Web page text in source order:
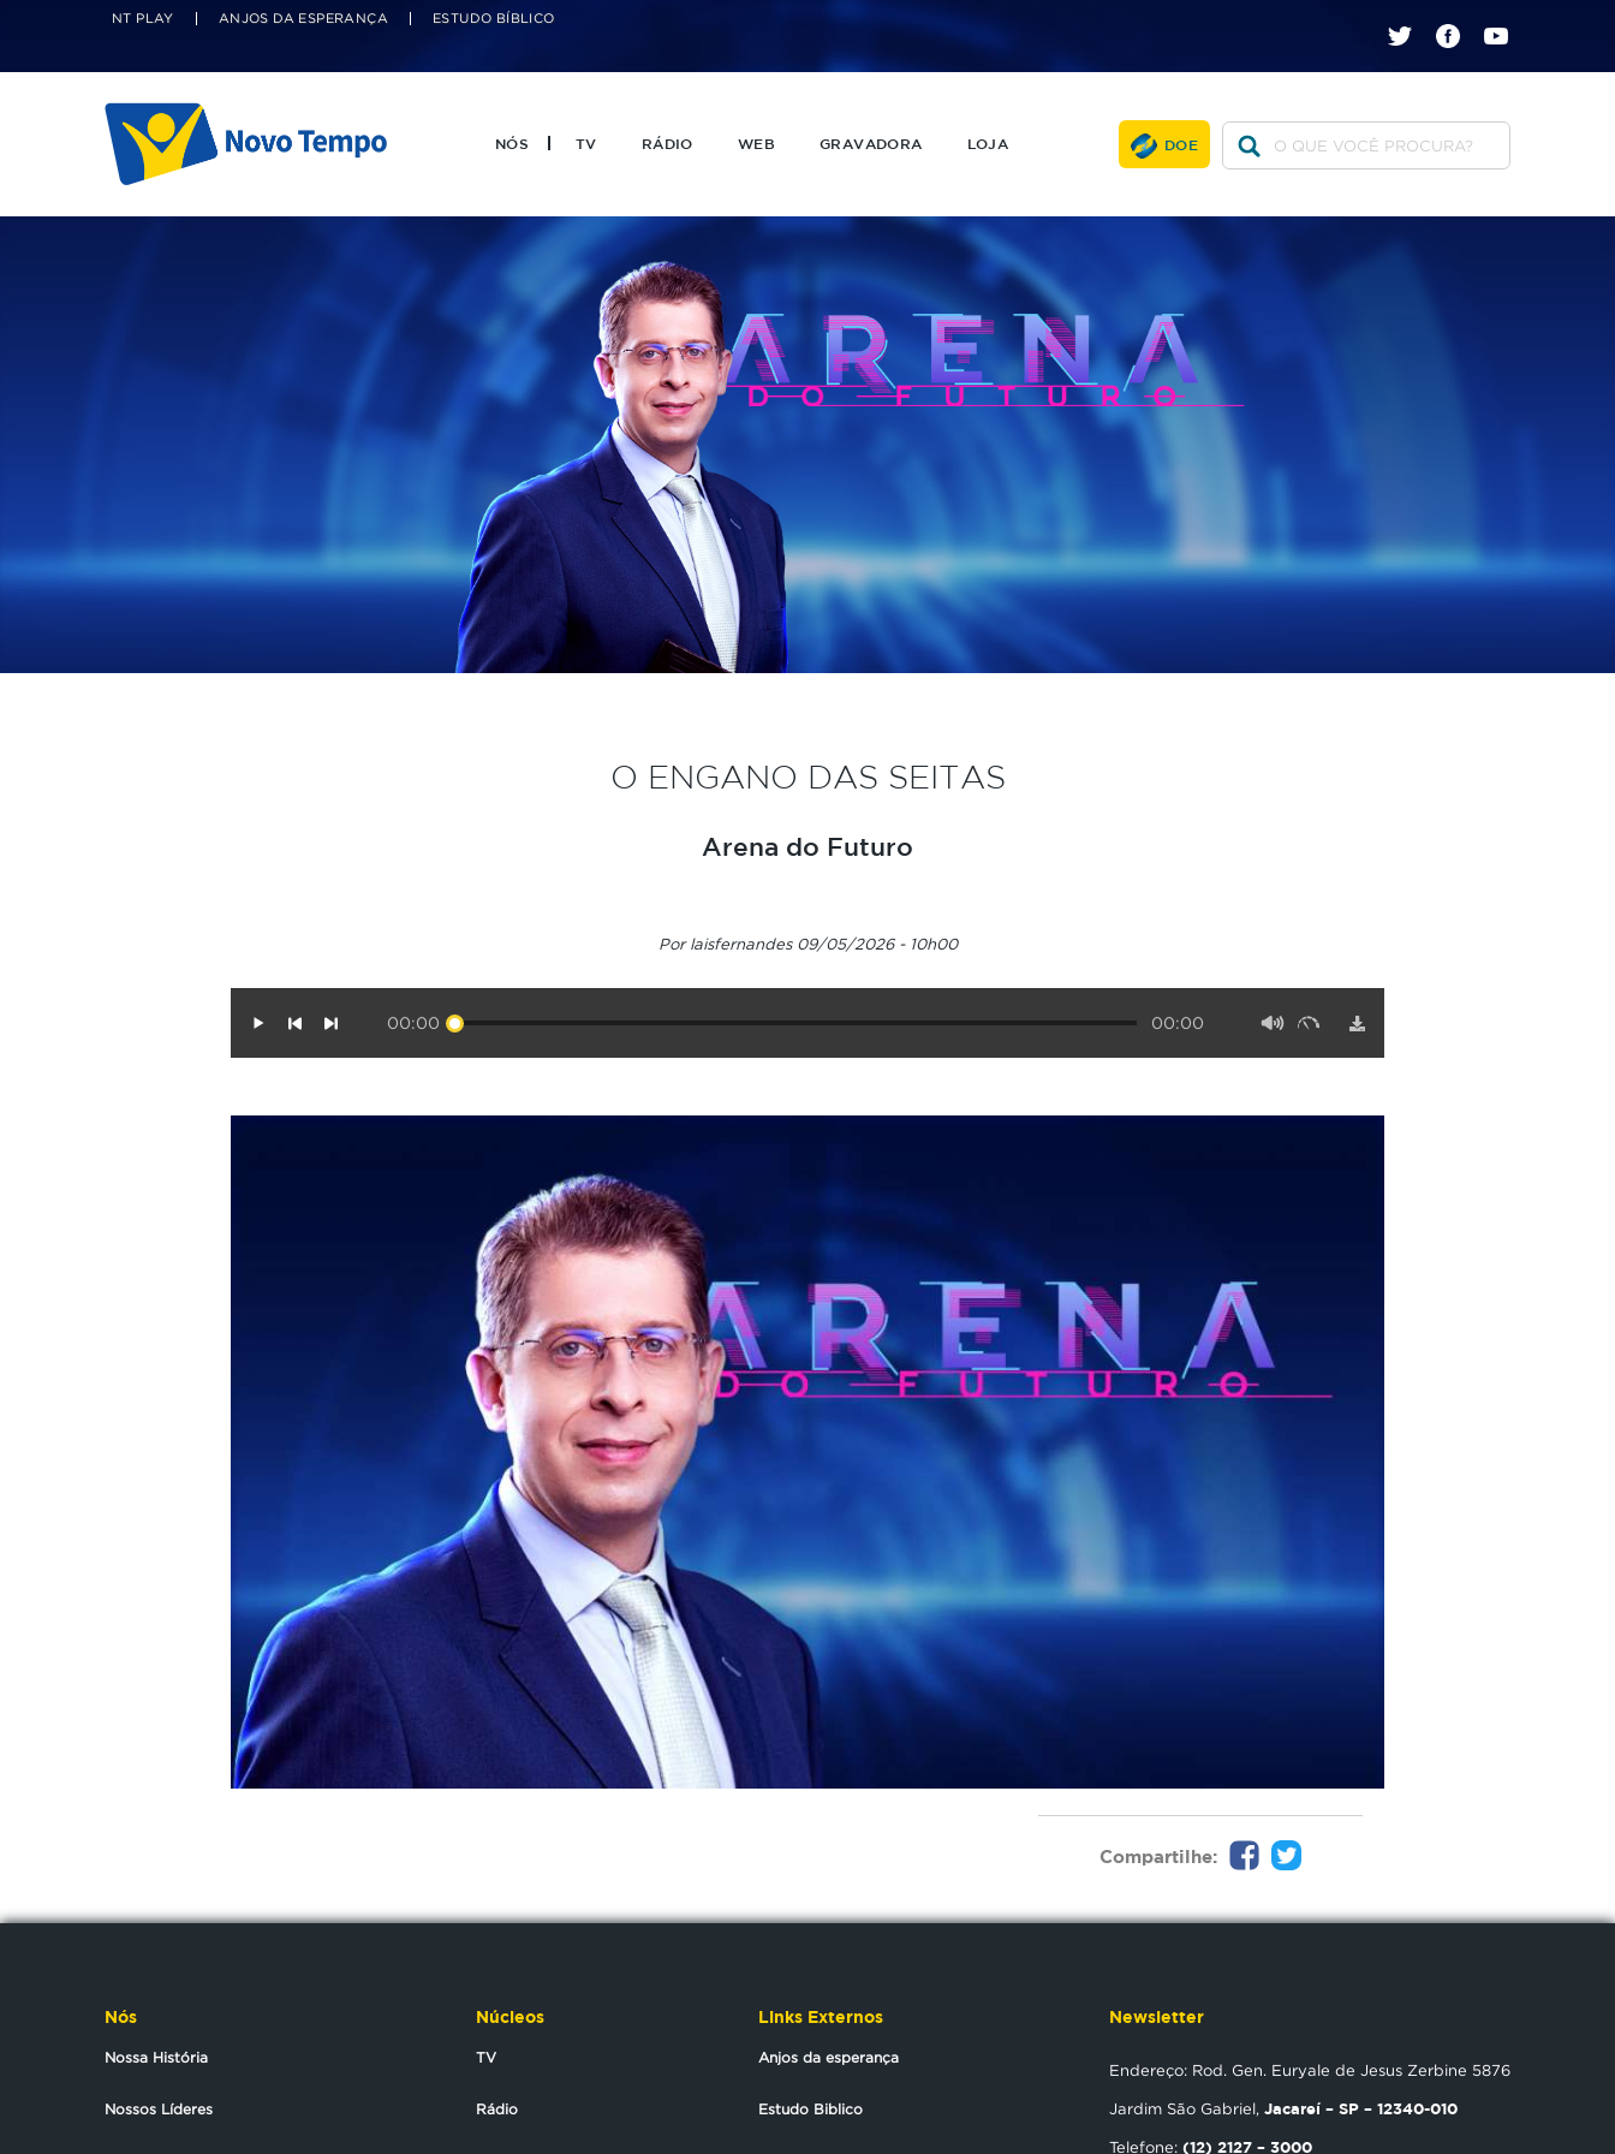
NÓS TV RÁDIO WEB
NT PLAY ANJOS DA ESPERANÇA ESTUDO BÍBLICO
GRAVADORA LOJA DOE
O ENGANO DAS SEITAS
Arena do Futuro
Por laisfernandes 09/05/2026 - 10h00
00:00 00:00
Compartilhe:
Nós
Nossa História
Nossos Líderes
Núcleos
TV
Rádio
Links Externos
Anjos da esperança
Estudo Biblico
Newsletter
Endereço: Rod. Gen. Euryale de Jesus Zerbine 5876
Jardim São Gabriel, Jacareí – SP – 12340-010
Telefone: (12) 2127 – 3000